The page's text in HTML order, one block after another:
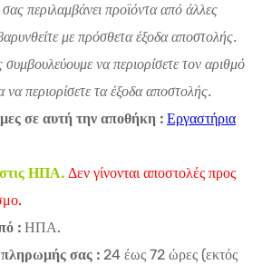
περιλαμβάνει προϊόντα από άλλες
με πρόσθετα έξοδα αποστολής.
να περιορίσετε τον αριθμό
περιορίσετε τα έξοδα αποστολής.
σε αυτή την αποθήκη : Εργαστήρια
ΗΠΑ. Δεν γίνονται αποστολές προς
: ΗΠΑ.
σας : 24 έως 72 ώρες (εκτός